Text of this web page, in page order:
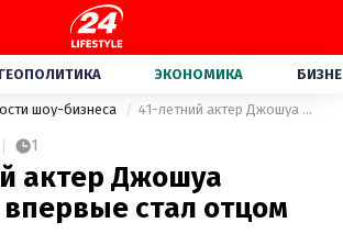
ГЕОПОЛИТИКА ЭКОНОМИКА
шоу-бизнеса 41-летний актер Джошуа Джексон впервые стал отцом
1
актер Джошуа
стал отцом